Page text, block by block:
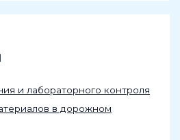
и лабораторного контроля
в дорожном